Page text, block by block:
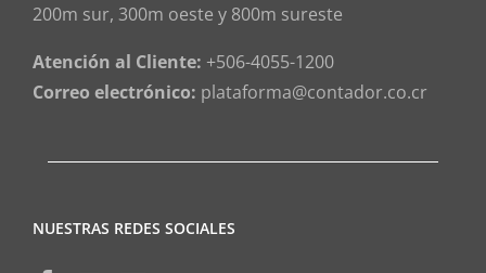
200m sur, 300m oeste y 800m sureste
Atención al Cliente: +506-4055-1200
Correo electrónico: plataforma@contador.co.cr
NUESTRAS REDES SOCIALES